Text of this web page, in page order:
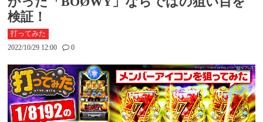
検証！
打ってみた
2022/10/29 12:00
0